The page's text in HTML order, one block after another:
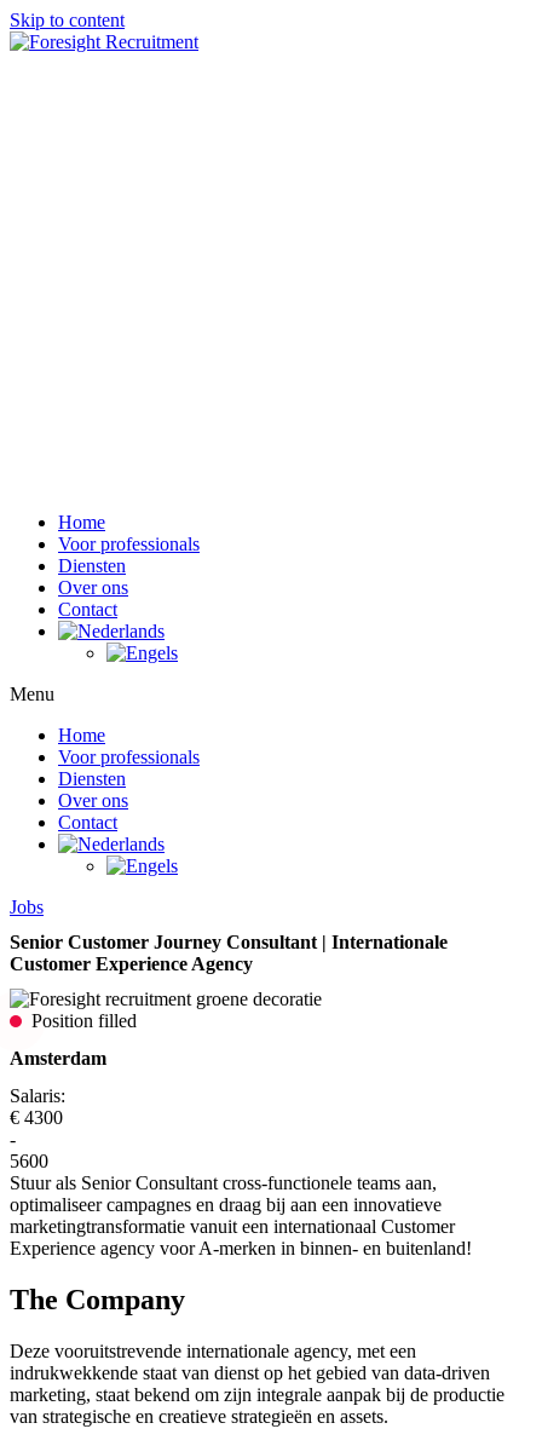
Skip to content
Home
Voor professionals
Diensten
Over ons
Contact
Menu
Home
Voor professionals
Diensten
Over ons
Contact
Jobs
Senior Customer Journey Consultant | Internationale
Customer Experience Agency
Position filled
Amsterdam
Salaris:
€ 4300
-
5600
Stuur als Senior Consultant cross-functionele teams aan,
optimaliseer campagnes en draag bij aan een innovatieve
marketingtransformatie vanuit een internationaal Customer
Experience agency voor A-merken in binnen- en buitenland!
The Company
Deze vooruitstrevende internationale agency, met een
indrukwekkende staat van dienst op het gebied van data-driven
marketing, staat bekend om zijn integrale aanpak bij de productie
van strategische en creatieve strategieën en assets.